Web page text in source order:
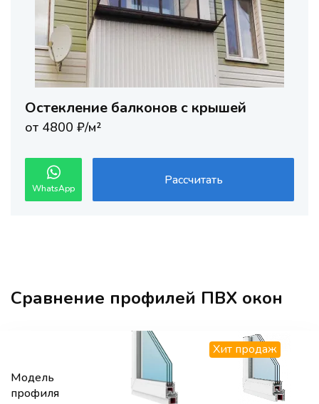
Остекление балконов с крышей
от 4800 ₽/м²
WhatsApp
Рассчитать
Сравнение профилей ПВХ окон
Модель
профиля
Хит продаж